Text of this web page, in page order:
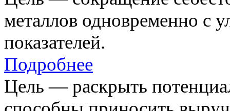
металлов одновременно с
показателей.
Подробнее
Цель — раскрыть